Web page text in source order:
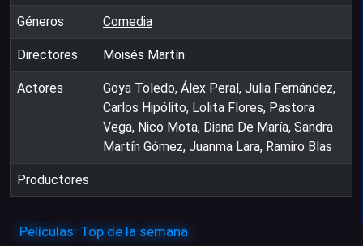
Géneros Comedia
Directores Moisés Martín
Actores
Goya Toledo, Álex Peral, Julia Fernández,
Carlos Hipólito, Lolita Flores, Pastora
Vega, Nico Mota, Diana De María, Sandra
Martín Gómez, Juanma Lara, Ramiro Blas
Productores
Películas: Top de la semana